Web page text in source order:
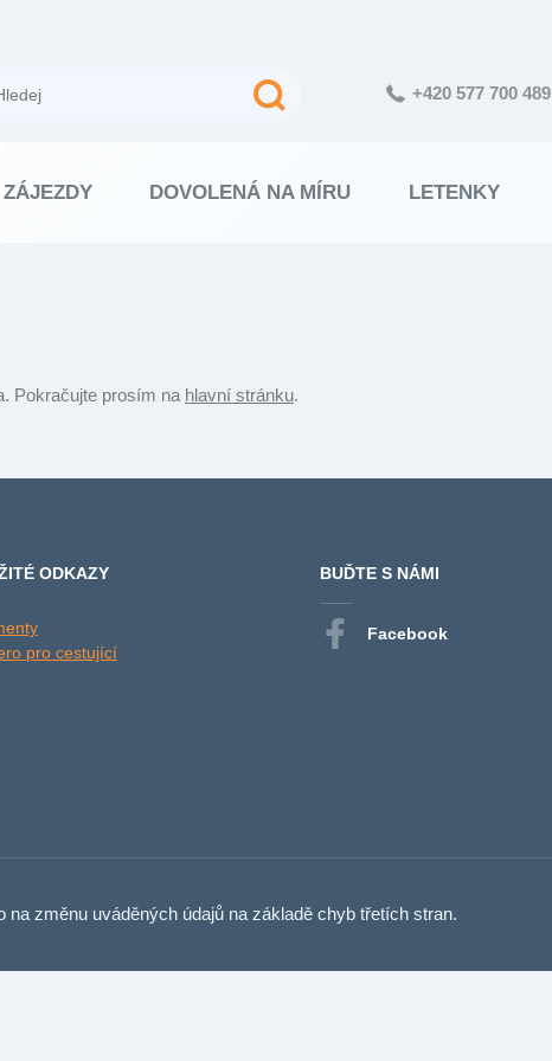
ZÁJEZDY DOVOLENÁ NA MÍRU LETENKY
+420 577 700 489
Pokračujte prosím na hlavní stránku.
ODKAZY
pro cestující
BUĎTE S NÁMI
Facebook
na změnu uváděných údajů na základě chyb třetích stran.